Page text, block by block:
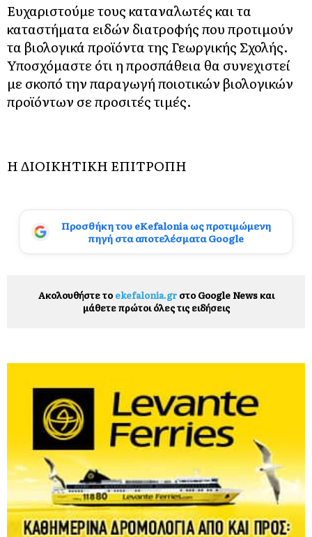
Ευχαριστούμε τους καταναλωτές και τα
καταστήματα ειδών διατροφής που προτιμούν
τα βιολογικά προϊόντα της Γεωργικής Σχολής.
Υποσχόμαστε ότι η προσπάθεια θα συνεχιστεί
με σκοπό την παραγωγή ποιοτικών βιολογικών
προϊόντων σε προσιτές τιμές.
Η ΔΙΟΙΚΗΤΙΚΗ ΕΠΙΤΡΟΠΗ
Προσθήκη του eKefalonia ως προτιμώμενη
πηγή στα αποτελέσματα Google
Ακολουθήστε το ekefalonia.grστο Google News και
μάθετε πρώτοι όλες τις ειδήσεις